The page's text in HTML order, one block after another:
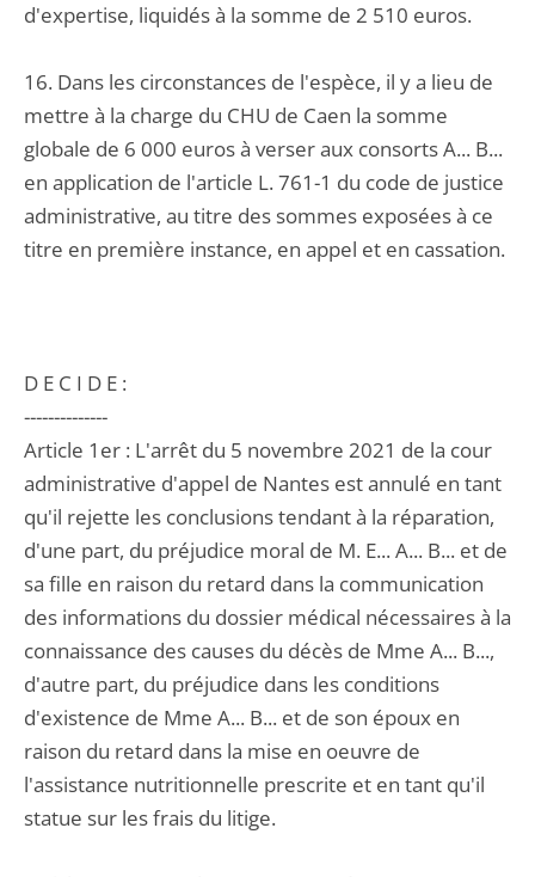
d'expertise, liquidés à la somme de 2 510 euros.
16. Dans les circonstances de l'espèce, il y a lieu de
mettre à la charge du CHU de Caen la somme
globale de 6 000 euros à verser aux consorts A... B...
en application de l'article L. 761-1 du code de justice
administrative, au titre des sommes exposées à ce
titre en première instance, en appel et en cassation.
D E C I D E :
--------------
Article 1er : L'arrêt du 5 novembre 2021 de la cour
administrative d'appel de Nantes est annulé en tant
qu'il rejette les conclusions tendant à la réparation,
d'une part, du préjudice moral de M. E... A... B... et de
sa fille en raison du retard dans la communication
des informations du dossier médical nécessaires à la
connaissance des causes du décès de Mme A... B...,
d'autre part, du préjudice dans les conditions
d'existence de Mme A... B... et de son époux en
raison du retard dans la mise en oeuvre de
l'assistance nutritionnelle prescrite et en tant qu'il
statue sur les frais du litige.